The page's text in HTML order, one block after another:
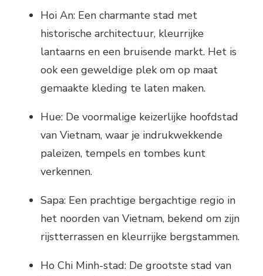
Hoi An: Een charmante stad met
historische architectuur, kleurrijke
lantaarns en een bruisende markt. Het is
ook een geweldige plek om op maat
gemaakte kleding te laten maken.
Hue: De voormalige keizerlijke hoofdstad
van Vietnam, waar je indrukwekkende
paleizen, tempels en tombes kunt
verkennen.
Sapa: Een prachtige bergachtige regio in
het noorden van Vietnam, bekend om zijn
rijstterrassen en kleurrijke bergstammen.
Ho Chi Minh-stad: De grootste stad van